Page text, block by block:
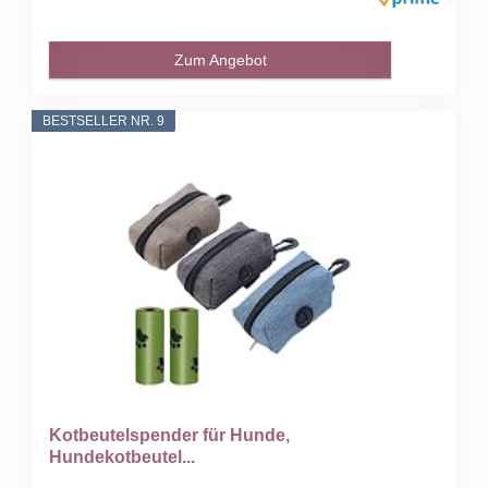
Zum Angebot
BESTSELLER NR. 9
Kotbeutelspender für Hunde,
Hundekotbeutel...